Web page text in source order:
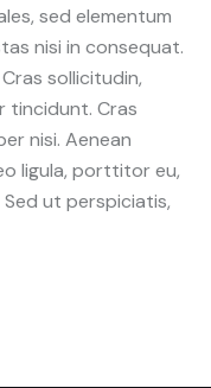
sed elementum
nisi in consequat.
sollicitudin,
tincidunt. Cras
nisi. Aenean
ligula, porttitor eu,
ut perspiciatis,